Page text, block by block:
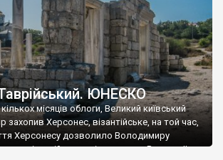
ЮНЕСКО
місяців облоги, Великий київський
захопив Херсонес, візантійське, на той час,
Херсонесу дозволило Володимиру
візантійському імператору Василю ІІ, та